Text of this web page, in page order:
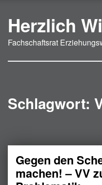
Herzlich
Fachschaftsrat
Schlagwort:
Gegen den
machen! – VV